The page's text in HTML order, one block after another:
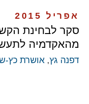
אפריל 2015
סקר לבחינת
מהאקדמיה
דפנה גץ, אושרת כץ-